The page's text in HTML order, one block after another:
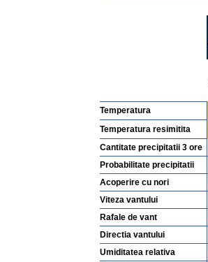
Temperatura
Temperatura resimitita
Cantitate precipitatii 3 ore
Probabilitate precipitatii
Acoperire cu nori
Viteza vantului
Rafale de vant
Directia vantului
Umiditatea relativa